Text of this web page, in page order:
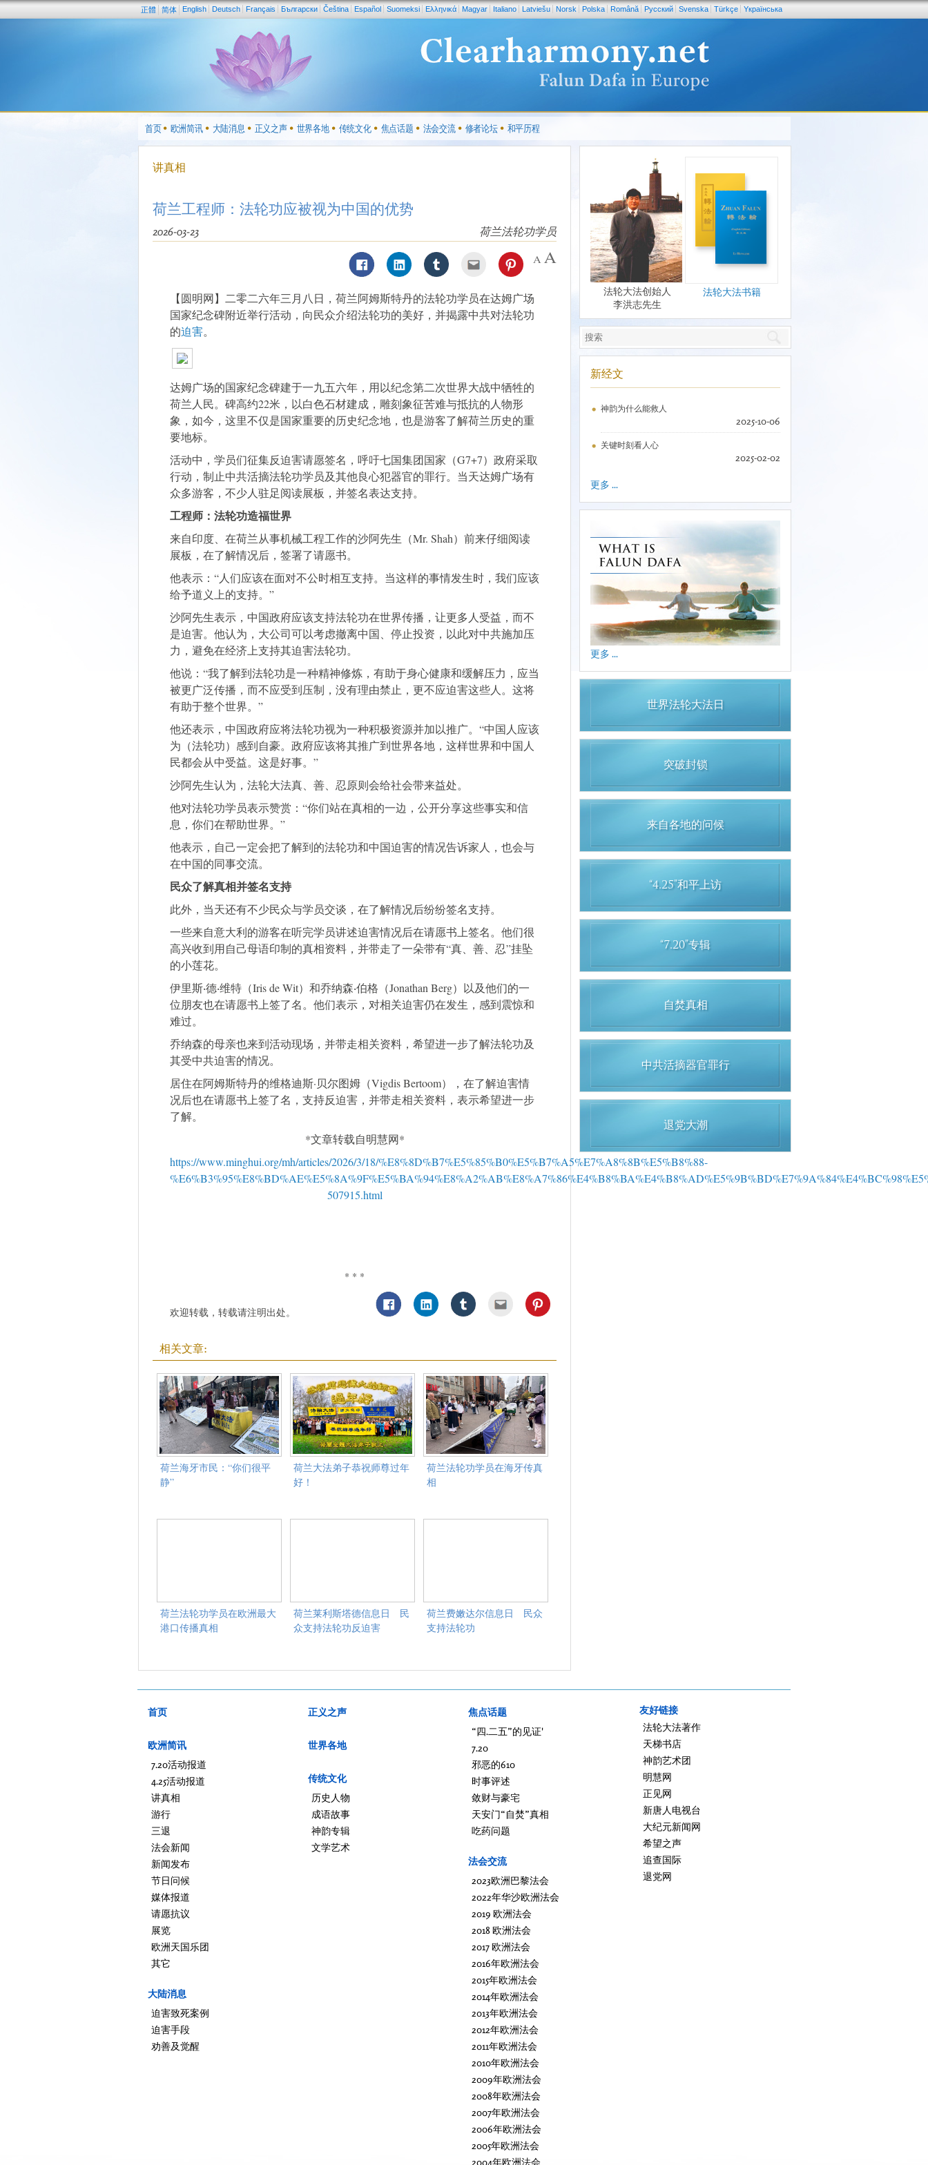
正體 简体 English Deutsch Français Български Čeština Español Suomeksi Ελληνικά Magyar Italiano Latviešu Norsk Polska Română Pусский Svenska Türkçe Yкраїнська
首页 欧洲简讯 大陆消息 正义之声 世界各地 传统文化 焦点话题 法会交流 修者论坛 和平历程
讲真相
荷兰工程师：法轮功应被视为中国的优势
荷兰法轮功学员
2026-03-23
【圆明网】二零二六年三月八日，荷兰阿姆斯特丹的法轮功学员在达姆广场
国家纪念碑附近举行活动，向民众介绍法轮功的美好，并揭露中共对法轮功
的迫害。
达姆广场的国家纪念碑建于一九五六年，用以纪念第二次世界大战中牺牲的
荷兰人民。碑高约22米，以白色石材建成，雕刻象征苦难与抵抗的人物形
象，如今，这里不仅是国家重要的历史纪念地，也是游客了解荷兰历史的重
要地标。
活动中，学员们征集反迫害请愿签名，呼吁七国集团国家（G7+7）政府采取
行动，制止中共活摘法轮功学员及其他良心犯器官的罪行。当天达姆广场有
众多游客，不少人驻足阅读展板，并签名表达支持。
工程师：法轮功造福世界
来自印度、在荷兰从事机械工程工作的沙阿先生（Mr. Shah）前来仔细阅读
展板，在了解情况后，签署了请愿书。
他表示：“人们应该在面对不公时相互支持。当这样的事情发生时，我们应该
给予道义上的支持。”
沙阿先生表示，中国政府应该支持法轮功在世界传播，让更多人受益，而不
是迫害。他认为，大公司可以考虑撤离中国、停止投资，以此对中共施加压
力，避免在经济上支持其迫害法轮功。
他说：“我了解到法轮功是一种精神修炼，有助于身心健康和缓解压力，应当
被更广泛传播，而不应受到压制，没有理由禁止，更不应迫害这些人。这将
有助于整个世界。”
他还表示，中国政府应将法轮功视为一种积极资源并加以推广。“中国人应该
为（法轮功）感到自豪。政府应该将其推广到世界各地，这样世界和中国人
民都会从中受益。这是好事。”
沙阿先生认为，法轮大法真、善、忍原则会给社会带来益处。
他对法轮功学员表示赞赏：“你们站在真相的一边，公开分享这些事实和信
息，你们在帮助世界。”
他表示，自己一定会把了解到的法轮功和中国迫害的情况告诉家人，也会与
在中国的同事交流。
民众了解真相并签名支持
此外，当天还有不少民众与学员交谈，在了解情况后纷纷签名支持。
一些来自意大利的游客在听完学员讲述迫害情况后在请愿书上签名。他们很
高兴收到用自己母语印制的真相资料，并带走了一朵带有“真、善、忍”挂坠
的小莲花。
伊里斯‧德‧维特（Iris de Wit）和乔纳森‧伯格（Jonathan Berg）以及他们的一
位朋友也在请愿书上签了名。他们表示，对相关迫害仍在发生，感到震惊和
难过。
乔纳森的母亲也来到活动现场，并带走相关资料，希望进一步了解法轮功及
其受中共迫害的情况。
居住在阿姆斯特丹的维格迪斯·贝尔图姆（Vigdis Bertoom），在了解迫害情
况后也在请愿书上签了名，支持反迫害，并带走相关资料，表示希望进一步
了解。
*文章转载自明慧网*
https://www.minghui.org/mh/articles/2026/3/18/%E8%8D%B7%E5%85%B0%E5%B7%A5%E7%A8%8B%E5%B8%88-
507915.html
* * *
欢迎转载，转载请注明出处。
相关文章:
荷兰海牙市民：“你们很平
静”
荷兰大法弟子恭祝师尊过年
好！
荷兰法轮功学员在海牙传真
相
荷兰法轮功学员在欧洲最大
港口传播真相
荷兰莱利斯塔德信息日 民
众支持法轮功反迫害
荷兰费嫩达尔信息日 民众
支持法轮功
法轮大法创始人
李洪志先生
法轮大法书籍
新经文
神韵为什么能救人
2025-10-06
关键时刻看人心
2025-02-02
更多 ...
更多 ...
世界法轮大法日
突破封锁
来自各地的问候
“4.25”和平上访
“7.20”专辑
自焚真相
中共活摘器官罪行
退党大潮
首页
欧洲简讯
7.20活动报道
4.25活动报道
讲真相
游行
三退
法会新闻
新闻发布
节日问候
媒体报道
请愿抗议
展览
欧洲天国乐团
其它
大陆消息
迫害致死案例
迫害手段
劝善及觉醒
正义之声
世界各地
传统文化
历史人物
成语故事
神韵专辑
文学艺术
焦点话题
“四.二五”的见证'
7.20
邪恶的610
时事评述
敛财与豪宅
天安门“自焚”真相
吃药问题
法会交流
2023欧洲巴黎法会
2022年华沙欧洲法会
2019 欧洲法会
2018 欧洲法会
2017 欧洲法会
2016年欧洲法会
2015年欧洲法会
2014年欧洲法会
2013年欧洲法会
2012年欧洲法会
2011年欧洲法会
2010年欧洲法会
2009年欧洲法会
2008年欧洲法会
2007年欧洲法会
2006年欧洲法会
2005年欧洲法会
2004年欧洲法会
友好链接
法轮大法著作
天梯书店
神韵艺术团
明慧网
正见网
新唐人电视台
大纪元新闻网
希望之声
追查国际
退党网